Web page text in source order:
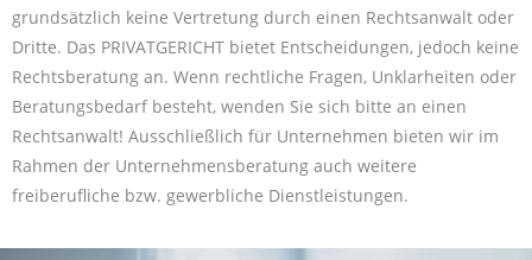
grundsätzlich keine Vertretung durch einen Rechtsanwalt oder
Dritte. Das PRIVATGERICHT bietet Entscheidungen, jedoch keine
Rechtsberatung an. Wenn rechtliche Fragen, Unklarheiten oder
Beratungsbedarf besteht, wenden Sie sich bitte an einen
Rechtsanwalt! Ausschließlich für Unternehmen bieten wir im
Rahmen der Unternehmensberatung auch weitere
freiberufliche bzw. gewerbliche Dienstleistungen.